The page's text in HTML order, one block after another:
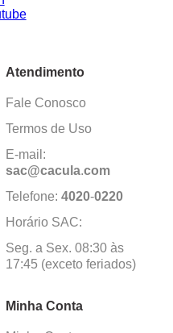
Atendimento
Fale Conosco
Termos de Uso
E-mail:
sac@cacula.com
Telefone: 4020-0220
Horário SAC:
Seg. a Sex. 08:30 às
17:45 (exceto feriados)
Minha Conta